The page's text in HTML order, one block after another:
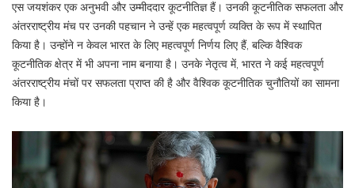
एस जयशंकर एक अनुभवी और उम्मीददार कूटनीतिज्ञ हैं। उनकी कूटनीतिक सफलता और
अंतरराष्ट्रीय मंच पर उनकी पहचान ने उन्हें एक महत्वपूर्ण व्यक्ति के रूप में स्थापित
किया है। उन्होंने न केवल भारत के लिए महत्वपूर्ण निर्णय लिए हैं, बल्कि वैश्विक
कूटनीतिक क्षेत्र में भी अपना नाम बनाया है। उनके नेतृत्व में, भारत ने कई महत्वपूर्ण
अंतरराष्ट्रीय मंचों पर सफलता प्राप्त की है और वैश्विक कूटनीतिक चुनौतियों का सामना
किया है।